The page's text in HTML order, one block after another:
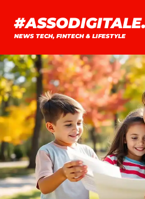
contenuto
#ASSODIGITALE.
NEWS TECH, FINTECH & LIFESTYLE